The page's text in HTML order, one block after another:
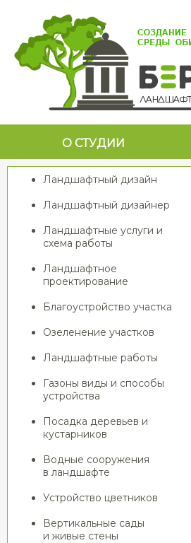
О СТУДИИ
Ландшафтный дизайн
Ландшафтный дизайнер
Ландшафтные услуги и
схема работы
Ландшафтное
проектирование
Благоустройство участка
Озеленение участков
Ландшафтные работы
Газоны виды и способы
устройства
Посадка деревьев и
кустарников
Водные сооружения
в ландшафте
Устройство цветников
Вертикальные сады
и живые стены